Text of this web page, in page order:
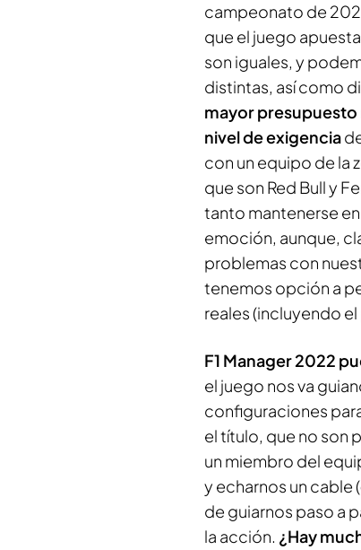
campeonato de
que el juego
son iguales, y
distintas, así como
mayor presupuesto
nivel de exigencia
con un equipo de la
que son Red Bull y
tanto mantenerse
emoción, aunque,
problemas con
tenemos opción a
reales (incluyendo
F1 Manager 2022
el juego nos va
configuraciones
el título, que no son
un miembro del
y echarnos un cable (
de guiarnos paso a
la acción. ¿Hay